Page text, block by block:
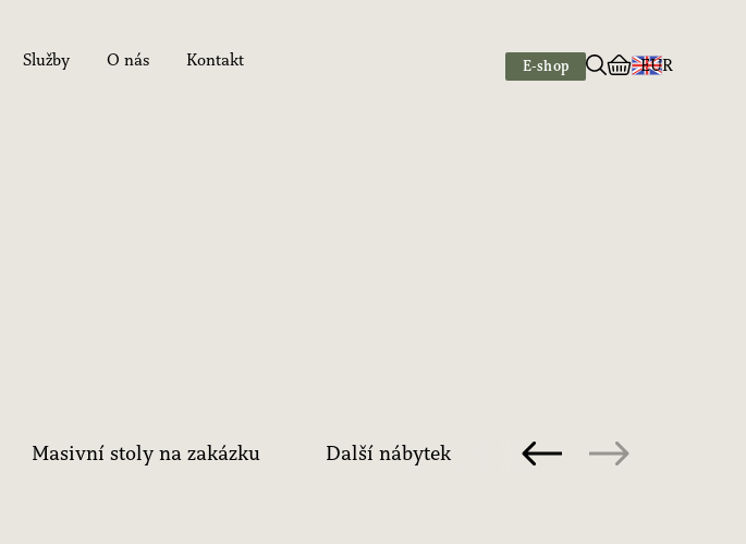
Služby O nás Kontakt E-shop EUR
Masivní stoly na zakázku Další nábytek